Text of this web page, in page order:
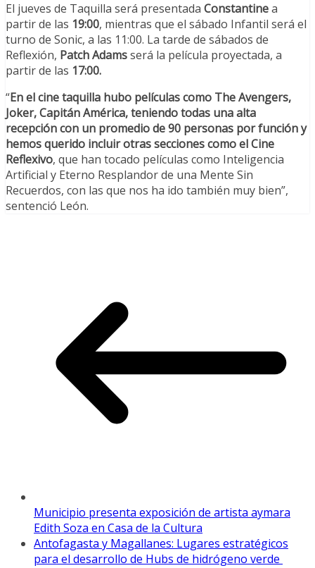
El jueves de Taquilla será presentada Constantinea
partir de las 19:00, mientras que el sábado Infantil será el
turno de Sonic, a las 11:00. La tarde de sábados de
Reflexión, Patch Adamsserá la película proyectada, a
partir de las 17:00.
“En el cine taquilla hubo películas como The Avengers,
Joker, Capitán América, teniendo todas una alta
recepción con un promedio de 90 personas por función y
hemos querido incluir otras secciones como el Cine
Reflexivo, que han tocado películas como Inteligencia
Artificial y Eterno Resplandor de una Mente Sin
Recuerdos, con las que nos ha ido también muy bien”,
sentenció León.
Municipio presenta exposición de artista aymara
Edith Soza en Casa de la Cultura
Antofagasta y Magallanes: Lugares estratégicos
para el desarrollo de Hubs de hidrógeno verde